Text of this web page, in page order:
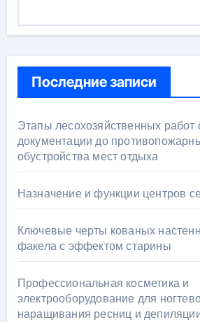
Последние записи
Этапы лесохозяйственных работ
документации до
обустройства мест отдыха
Назначение и функции центров
Ключевые черты кованых
факела с эффектом старины
Профессиональная косметика и
электрооборудование для
наращивания ресниц и